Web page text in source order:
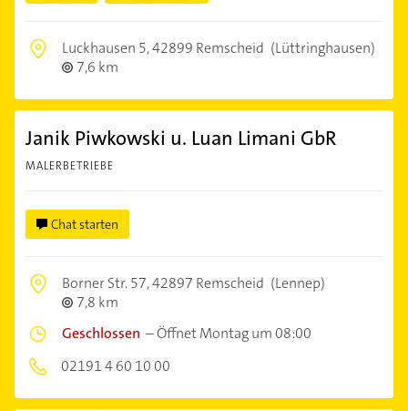
Luckhausen 5,42899 Remscheid (Lüttringhausen)
7,6 km
Janik Piwkowski u. Luan Limani GbR
MALERBETRIEBE
Chat starten
Borner Str. 57,42897 Remscheid (Lennep)
7,8 km
Geschlossen –Öffnet Montag um 08:00
02191 4 60 10 00